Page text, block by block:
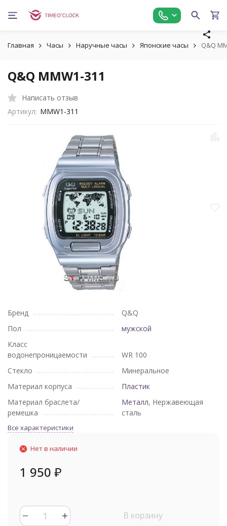
Главная Часы Наручные часы Японские часы Q&Q
Q&Q MMW1-311
Написать отзыв
Артикул: MMW1-311
Бренд
Q&Q
Пол
мужской
Класс
водонепроницаемости
WR 100
Стекло
Минеральное
Материал корпуса
Пластик
Материал браслета/
ремешка
Металл, Нержавеющая
сталь
Все характеристики
Нет в наличии
1 950 ₽
В корзину